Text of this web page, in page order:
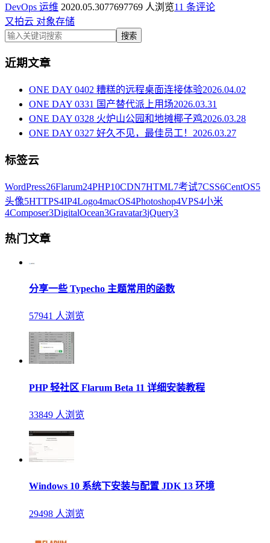
DevOps 运维 2020.05.3077697769 人浏览1 1 条评论
又拍云 对象存储
搜索
近期文章
ONE DAY 0402 糟糕的远程桌面连接体验2026.04.02
ONE DAY 0331 国产替代派上用场2026.03.31
ONE DAY 0328 火炉山公园和地摊椰子鸡2026.03.28
ONE DAY 0327 好久不见，最佳员工！ 2026.03.27
标签云
WordPress26Flarum24PHP10CDN7HTML7考试7CSS6CentOS5
头像5HTTPS4IP4Logo4macOS4Photoshop4VPS4小米
4Composer3DigitalOcean3Gravatar3jQuery3
热门文章
分享一些 Typecho 主题常用的函数
57941 人浏览
PHP 轻社区 Flarum Beta 11 详细安装教程
33849 人浏览
Windows 10 系统下安装与配置 JDK 13 环境
29498 人浏览